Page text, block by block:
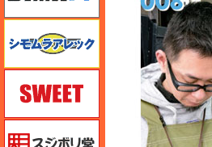
シモムラアレック
スイート（SWEET）
スジボリ堂